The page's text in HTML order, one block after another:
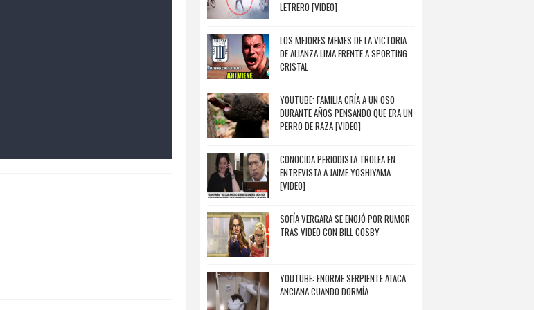
LETRERO [VIDEO]
LOS MEJORES MEMES DE LA VICTORIA
DE ALIANZA LIMA FRENTE A SPORTING
CRISTAL
YOUTUBE: FAMILIA CRÍA A UN OSO
DURANTE AÑOS PENSANDO QUE ERA UN
PERRO DE RAZA [VIDEO]
CONOCIDA PERIODISTA TROLEA EN
ENTREVISTA A JAIME YOSHIYAMA
[VIDEO]
SOFÍA VERGARA SE ENOJÓ POR RUMOR
TRAS VIDEO CON BILL COSBY
YOUTUBE: ENORME SERPIENTE ATACA
ANCIANA CUANDO DORMÍA